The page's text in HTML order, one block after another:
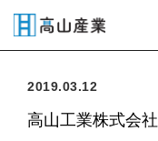
2019.03.12
高山工業株式会社